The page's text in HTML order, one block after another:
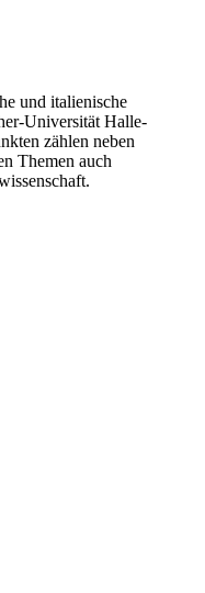
und italienische
Universität Halle-
zählen neben
Themen auch